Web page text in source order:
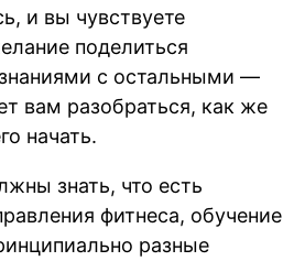
и вы чувствуете
поделиться
с остальными —
вам разобраться, как же
начать.
знать, что есть
фитнеса, обучение
разные